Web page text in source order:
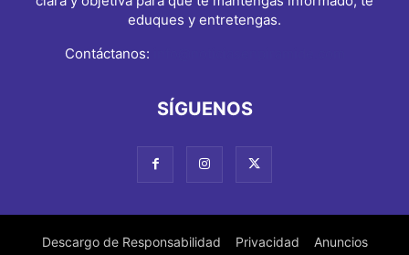
eduques y entretengas.
Contáctanos:
SÍGUENOS
Descargo de Responsabilidad Privacidad Anuncios